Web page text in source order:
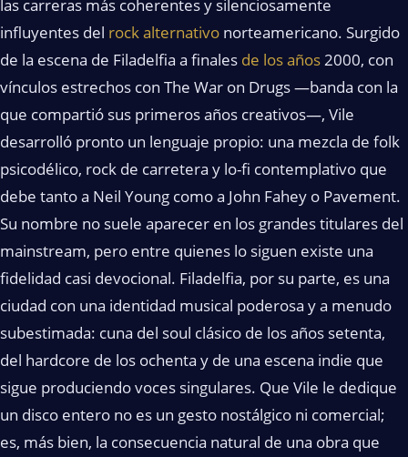
las carreras más coherentes y silenciosamente
influyentes del rock alternativo norteamericano. Surgido
de la escena de Filadelfia a finales de los años 2000, con
vínculos estrechos con The War on Drugs —banda con la
que compartió sus primeros años creativos—, Vile
desarrolló pronto un lenguaje propio: una mezcla de folk
psicodélico, rock de carretera y lo-fi contemplativo que
debe tanto a Neil Young como a John Fahey o Pavement.
Su nombre no suele aparecer en los grandes titulares del
mainstream, pero entre quienes lo siguen existe una
fidelidad casi devocional. Filadelfia, por su parte, es una
ciudad con una identidad musical poderosa y a menudo
subestimada: cuna del soul clásico de los años setenta,
del hardcore de los ochenta y de una escena indie que
sigue produciendo voces singulares. Que Vile le dedique
un disco entero no es un gesto nostálgico ni comercial;
es, más bien, la consecuencia natural de una obra que